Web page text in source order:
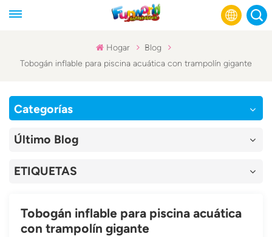
Hogar
Blog
Tobogán inflable para piscina acuática con trampolín gigante
Categorías
Último Blog
ETIQUETAS
Tobogán inflable para piscina acuática
con trampolín gigante